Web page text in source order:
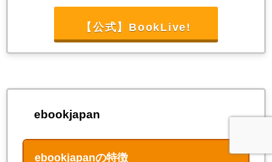
【公式】BookLive!
ebookjapan
ebookjapanの特徴